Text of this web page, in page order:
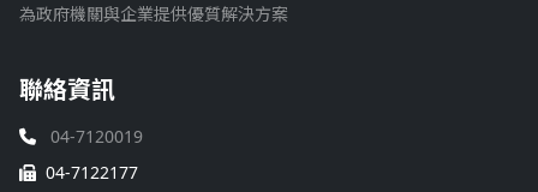
為政府機關與企業提供優質解決方案
聯絡資訊
04-7120019
04-7122177